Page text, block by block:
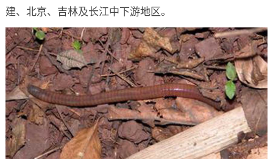
建、北京、吉林及长江中下游地区。